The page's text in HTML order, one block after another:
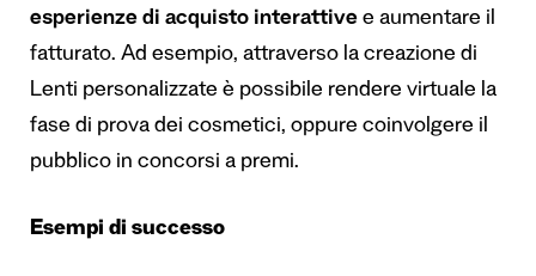
esperienze di acquisto interattive e aumentare il
fatturato. Ad esempio, attraverso la creazione di
Lenti personalizzate è possibile rendere virtuale la
fase di prova dei cosmetici, oppure coinvolgere il
pubblico in concorsi a premi.
Esempi di successo